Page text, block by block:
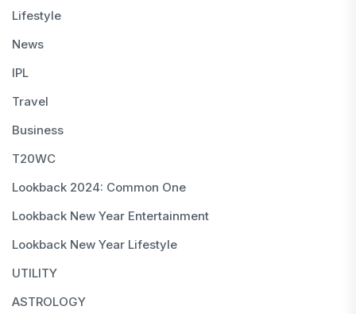
Lifestyle
News
IPL
Travel
Business
T20WC
Lookback 2024: Common One
Lookback New Year Entertainment
Lookback New Year Lifestyle
UTILITY
ASTROLOGY